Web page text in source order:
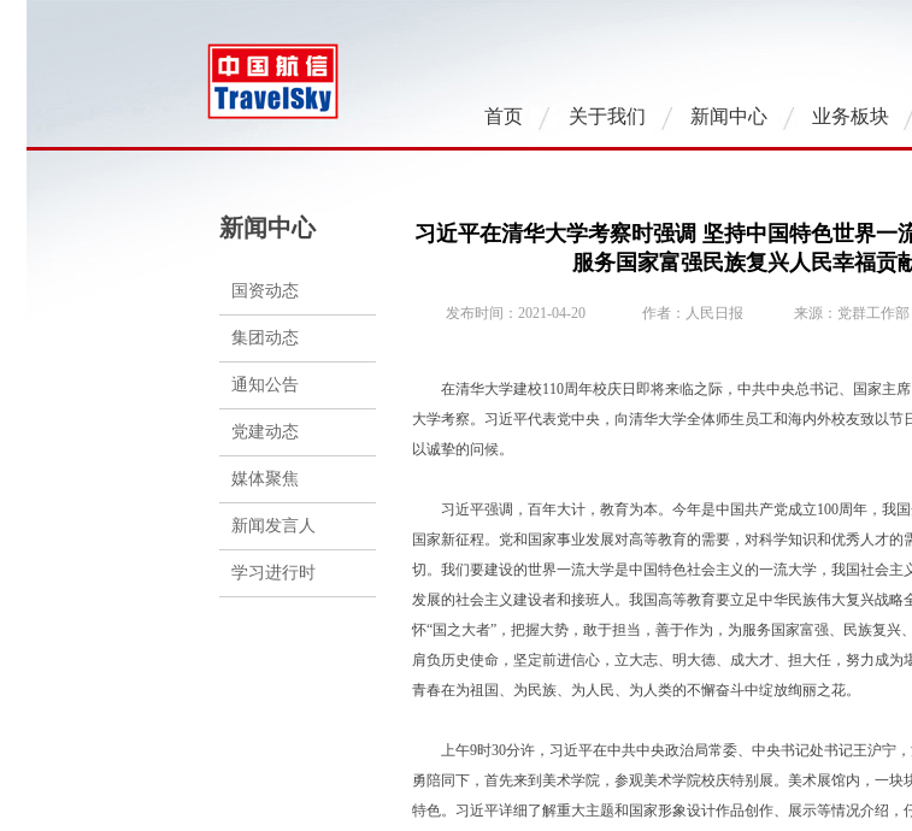
首页 关于我们 新闻中心 业务板块
新闻中心
国资动态
集团动态
通知公告
党建动态
媒体聚焦
新闻发言人
学习进行时
习近平在清华大学考察时强调 坚持中国特色世界一
服务国家富强民族复兴人民幸福贡
发布时间：2021-04-20 作者：人民日报 来源：党群工作部
在清华大学建校110周年校庆日即将来临之际，中共中央总书记、国家主
大学考察。习近平代表党中央，向清华大学全体师生员工和海内外校友致以节
以诚挚的问候。
习近平强调，百年大计，教育为本。今年是中国共产党成立100周年，我
国家新征程。党和国家事业发展对高等教育的需要，对科学知识和优秀人才的
切。我们要建设的世界一流大学是中国特色社会主义的一流大学，我国社会主
发展的社会主义建设者和接班人。我国高等教育要立足中华民族伟大复兴战略
怀“国之大者”，把握大势，敢于担当，善于作为，为服务国家富强、民族复兴
肩负历史使命，坚定前进信心，立大志、明大德、成大才、担大任，努力成为
青春在为祖国、为民族、为人民、为人类的不懈奋斗中绽放绚丽之花。
上午9时30分许，习近平在中共中央政治局常委、中央书记处书记王沪宁
勇陪同下，首先来到美术学院，参观美术学院校庆特别展。美术展馆内，一块
特色。习近平详细了解重大主题和国家形象设计作品创作、展示等情况介绍，